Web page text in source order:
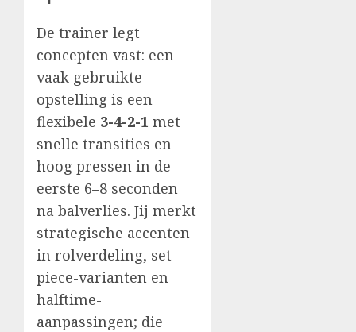
De trainer legt
concepten vast: een
vaak gebruikte
opstelling is een
flexibele 3-4-2-1 met
snelle transities en
hoog pressen in de
eerste 6–8 seconden
na balverlies. Jij merkt
strategische accenten
in rolverdeling, set-
piece-varianten en
halftime-
aanpassingen; die